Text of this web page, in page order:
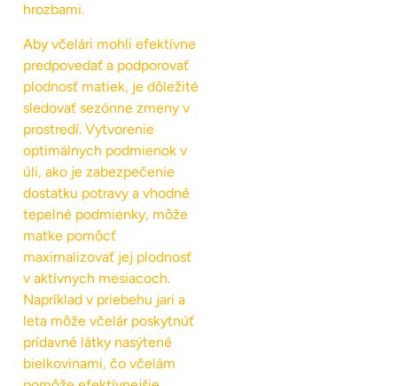
hrozbami.
Aby včelári mohli efektívne
predpovedať a podporovať
plodnosť matiek, je dôležité
sledovať sezónne zmeny v
prostredí. Vytvorenie
optimálnych podmienok v
úli, ako je zabezpečenie
dostatku potravy a vhodné
tepelné podmienky, môže
matke pomôcť
maximalizovať jej plodnosť
v aktívnych mesiacoch.
Napríklad v priebehu jari a
leta môže včelár poskytnúť
prídavné látky nasýtené
bielkovinami, čo včelám